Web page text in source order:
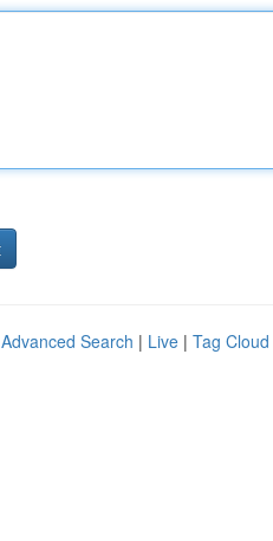
Advanced Search | Live | Tag Cloud